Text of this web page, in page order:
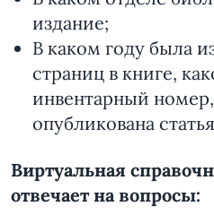
издание;
В каком году была
страниц в книге,
инвентарный
опубликована
Виртуальная
отвечает на вопросы: